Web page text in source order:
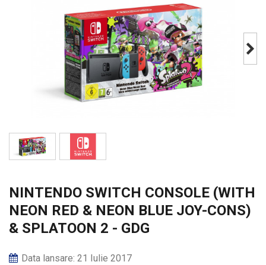
NINTENDO SWITCH CONSOLE (WITH
NEON RED & NEON BLUE JOY-CONS)
& SPLATOON 2 - GDG
Data lansare: 21 Iulie 2017